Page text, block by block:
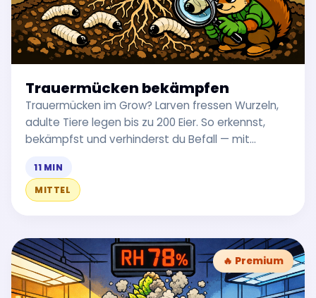
Trauermücken bekämpfen
Trauermücken im Grow? Larven fressen Wurzeln,
adulte Tiere legen bis zu 200 Eier. So erkennst,
bekämpfst und verhinderst du Befall — mit
11 MIN
MITTEL
🔥 Premium